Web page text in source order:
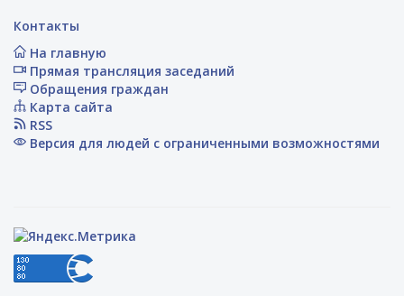
Контакты
На главную
Прямая трансляция заседаний
Обращения граждан
Карта сайта
RSS
Версия для людей с ограниченными возможностями